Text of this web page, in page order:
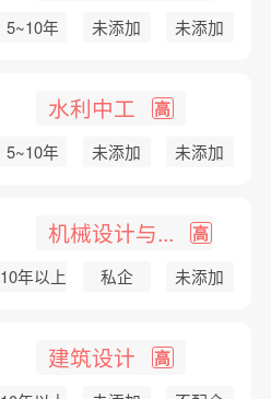
5~10年 未添加 未添加
水利中工 高
5~10年 未添加 未添加
机械设计与... 高
10年以上 私企 未添加
建筑设计 高